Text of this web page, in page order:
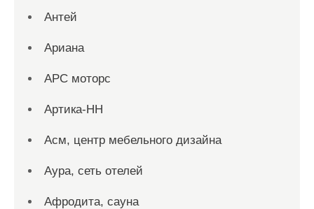
Антей
Ариана
АРС моторс
Артика-НН
Асм, центр мебельного дизайна
Аура, сеть отелей
Афродита, сауна